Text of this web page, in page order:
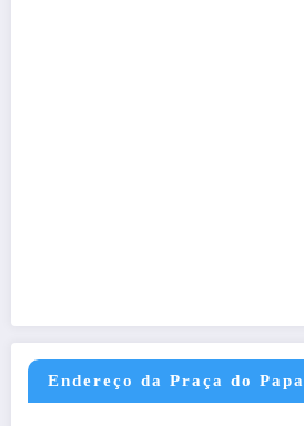
Endereço da Praça do Papa